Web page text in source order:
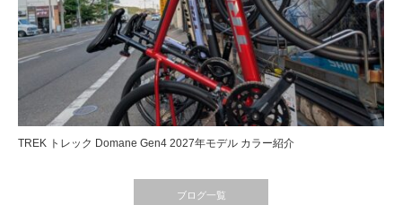
TREK トレック Domane Gen4 2027年モデル カラー紹介
ブログ一覧